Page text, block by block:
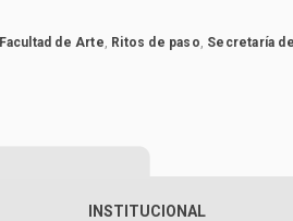
Facultad de Arte, Ritos de paso, Secretaría
INSTITUCIONAL